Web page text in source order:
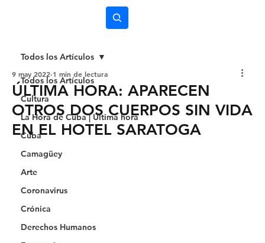
Todos los Artículos
Cultura
La Hora de Cuba | Última hora
Cuba
Camagüey
Arte
Coronavirus
Crónica
Derechos Humanos
Todos los Artículos
ÚLTIMA HORA: APARECEN
OTROS DOS CUERPOS SIN VIDA
EN EL HOTEL SARATOGA
9 may 2022 1 min de lectura